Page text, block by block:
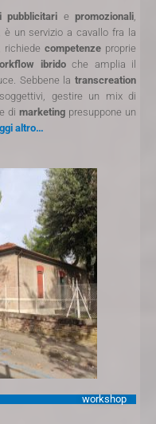
pubblicitari epromozionali,
è un servizio a cavallo fra la
richiede competenzeproprie
ibridoche amplia il
Sebbene la transcreation
gestire un mix di
e di marketingpresuppone un
altro…
workshop